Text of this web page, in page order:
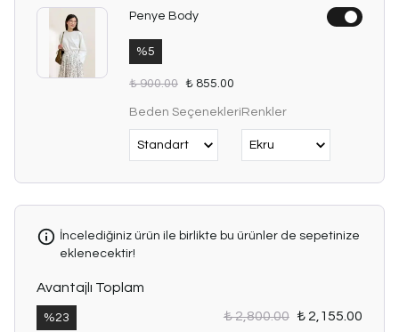
Penye Body
%5
₺ 900.00 ₺ 855.00
Beden SeçenekleriRenkler
İncelediğiniz ürün ile birlikte bu ürünler de sepetinize
eklenecektir!
Avantajlı Toplam
%23 ₺ 2,800.00 ₺ 2,155.00